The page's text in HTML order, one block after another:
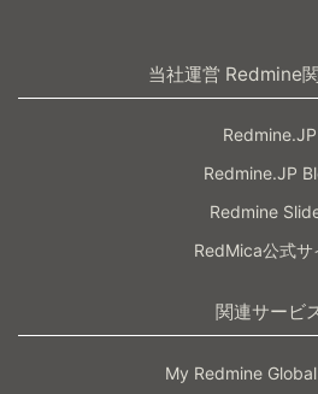
当社運営 Redmine
Redmine.JP
Redmine.JP
Redmine
RedMica公式サ
関連サービ
My Redmine